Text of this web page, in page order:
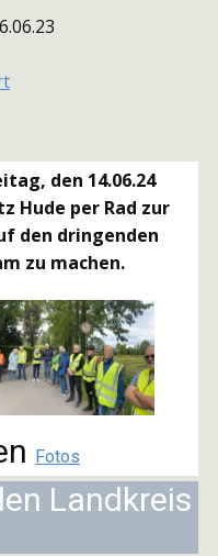
den 14.06.24
Hude per Rad zur
den dringenden
zu machen.
Fotos
Landkreis